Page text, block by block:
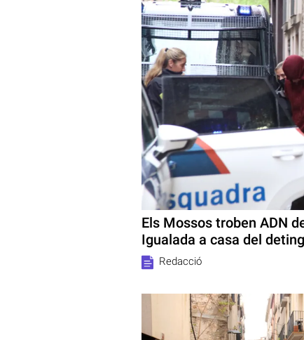
Els Mossos troben ADN
Igualada a casa del
Redacció